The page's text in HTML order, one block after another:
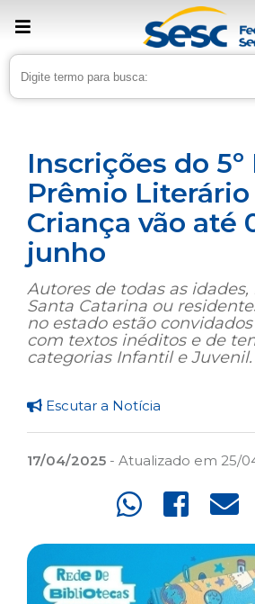
› Home › Noticias
Inscrições do
Prêmio Literário
Criança vão até
junho
Autores de todas as
Santa Catarina ou
no estado estão
com textos inéditos e de
categorias Infantil e Juvenil.
Escutar a Notícia
17/04/2025 - Atualizado em 25/